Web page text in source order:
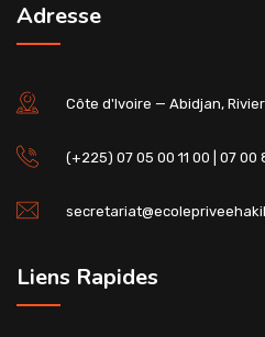
Adresse
Côte d'Ivoire — Abidjan,
(+225) 07 05 00 11 00 | 07 00
Liens Rapides